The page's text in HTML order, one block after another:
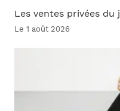
Les ventes privées du
Le 1 août 2026